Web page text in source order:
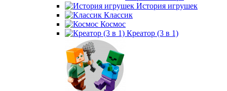
История игрушек
Классик
Космос
Креатор (3 в 1)